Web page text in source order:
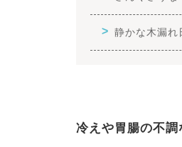
静かな木漏れ
冷えや胃腸の不